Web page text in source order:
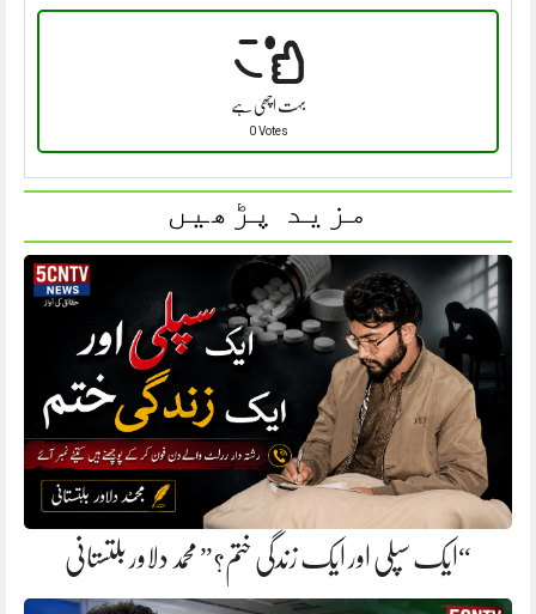
بہت اچھی ہے
0 Votes
مزید پڑھیں
“ایک سپلی اور ایک زندگی ختم؟” محمد دلاور بلتستانی